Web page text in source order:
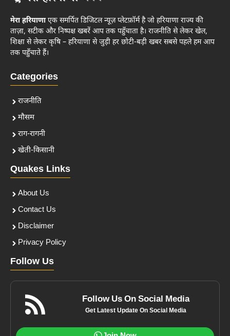
मेरा हरियाणाएक समर्पित डिजिटल न्यूज़ प्लेटफ़ॉर्म है जो हरियाणा राज्य की
ताज़ा, सटीक और निष्पक्ष खबरें आप तक पहुँचाता है। राजनीति से लेकर खेल,
शिक्षा से लेकर कृषि – हरियाणा से जुड़ी हर छोटी-बड़ी खबर सबसे पहले हम आप
तक पहुँचाते हैं।
Categories
राजनीति
मौसम
राग-रागनी
खेती-किसानी
Quakes Links
About Us
Contact Us
Disclaimer
Privacy Policy
Follow Us
Follow Us On Social Media
Get Latest Update On Social Media